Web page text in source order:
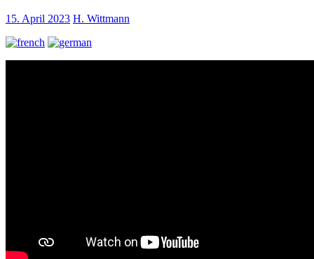
15. April 2023 H. Wittmann